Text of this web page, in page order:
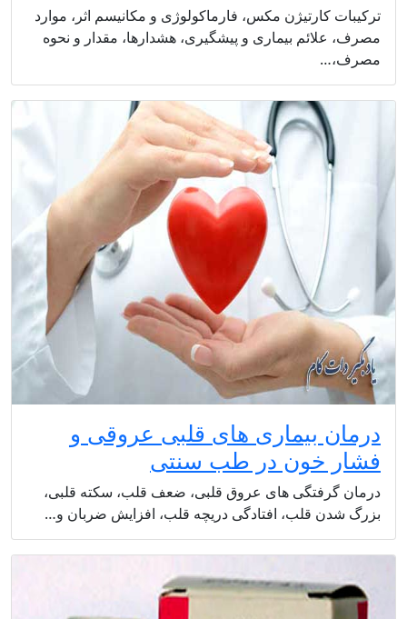
ترکیبات کارتیژن مکس، فارماکولوژی و مکانیسم اثر، موارد
مصرف، علائم بیماری و پیشگیری، هشدارها، مقدار و نحوه
مصرف،…
درمان بیماری های قلبی عروقی و
فشار خون در طب سنتی
درمان گرفتگی های عروق قلبی، ضعف قلب، سکته قلبی،
بزرگ شدن قلب، افتادگی دریچه قلب، افزایش ضربان و…